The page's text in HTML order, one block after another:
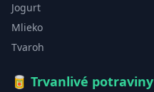
Jogurt
Mlieko
Tvaroh
🥫 Trvanlivé potraviny